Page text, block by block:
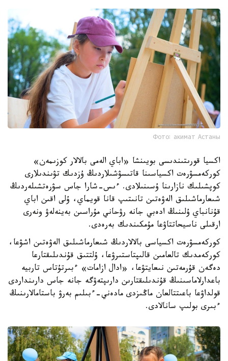
Фото: акимат Астаны
اكسيا قورىتىندىسى بويىنشا «اباي الەمى بالالار كوزىمەن»
كوركەمسۋرەت اكسياسىنا قاتىسۋشىلاردىڭ ۇزدىك تۋىندىلارى
كوپشىلىك نازارىنا ۇسىنىلادى. ءىس-شارا جاس سۋرەتشىلەردىڭ
شىعارماشىلىق الەۋەتىن تانىتىپ قانا قويماي، ۇلى اقىن اباي
قۇنانباي ۇلىنىڭ ادەبي جانە رۋحاني مۇراسىن بەينەلەۋ ونەرى
ارقىلى ناسيحاتتاۋعا مۇمكىندىك بەرەدى.
كوركەمسۋرەت اكسياسى بالالاردىڭ شىعارماشىلىق الەۋەتىن اشۋعا،
كوركەمدىك تالعامىن قالىپتاستىرۋعا، ۇلتتىق قۇندىلىقتارعا
دەگەن قۇرمەتىن نىعايتۋعا، «ادال ازامات» ءبىرتۇتاس تاربيە
باعدارلاماسىنىڭ قۇندىلىقتارىن دارىپتەۋگە جانە جاس دارىنداردى
قولداۋعا باعىتتالعان ماڭىزدى مادەني-ءبىلىم بەرۋ باستامالارىنىڭ
ءبىرى بولىپ سانالادى.